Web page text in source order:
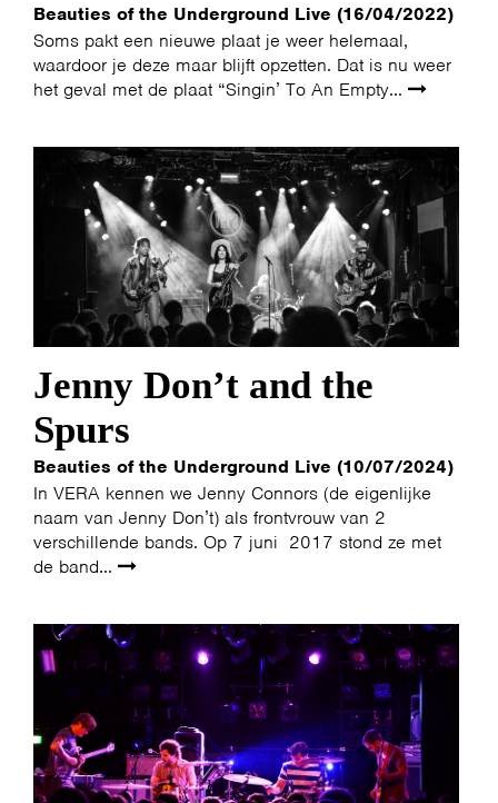
Beauties of the Underground Live (16/04/2022)
Soms pakt een nieuwe plaat je weer helemaal,
waardoor je deze maar blijft opzetten. Dat is nu weer
het geval met de plaat “Singin’ To An Empty...
Jenny Don’t and the
Spurs
Beauties of the Underground Live (10/07/2024)
In VERA kennen we Jenny Connors (de eigenlijke
naam van Jenny Don’t) als frontvrouw van 2
verschillende bands. Op 7 juni 2017 stond ze met
de band...